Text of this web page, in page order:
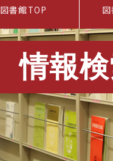
図書館TOP
情報